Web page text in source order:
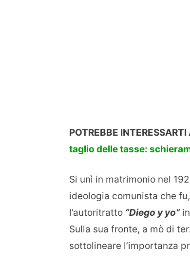
POTREBBE
taglio delle tasse:
Si unì in matrimonio nel
ideologia comunista che
l’autoritratto “Diego y yo”in
Sulla sua fronte, a mò di
sottolineare l’importanza